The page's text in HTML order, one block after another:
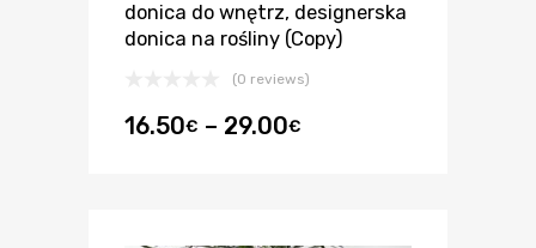
donica do wnętrz, designerska
donica na rośliny (Copy)
(0 reviews)
16.50€ – 29.00€